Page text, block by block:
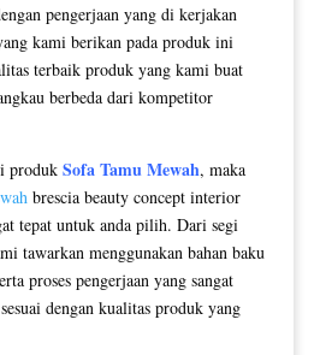
pengerjaan yang di kerjakan
kami berikan pada produk ini
terbaik produk yang kami buat
berbeda dari kompetitor
produk Sofa Tamu Mewah, maka
brescia beauty concept interior
tepat untuk anda pilih. Dari segi
tawarkan menggunakan bahan baku
proses pengerjaan yang sangat
dengan kualitas produk yang